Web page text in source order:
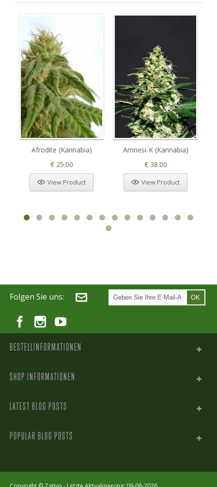
Afrodite (Kannabia)
€ 25.00
View Product
Amnesi-K (Kannabia)
€ 38.00
View Product
Folgen Sie uns: OK
BESTELLINFORMATIONEN
SHOP INFORMATIONEN
LATEST BLOG POSTS
POPULAR BLOG POSTS